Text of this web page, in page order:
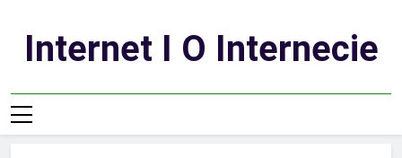
contentInternet I O Internecie